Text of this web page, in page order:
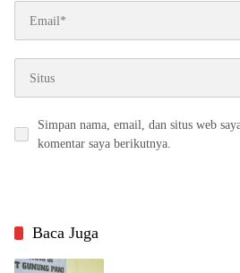
Simpan nama, email, dan situs web
komentar saya berikutnya.
Baca Juga